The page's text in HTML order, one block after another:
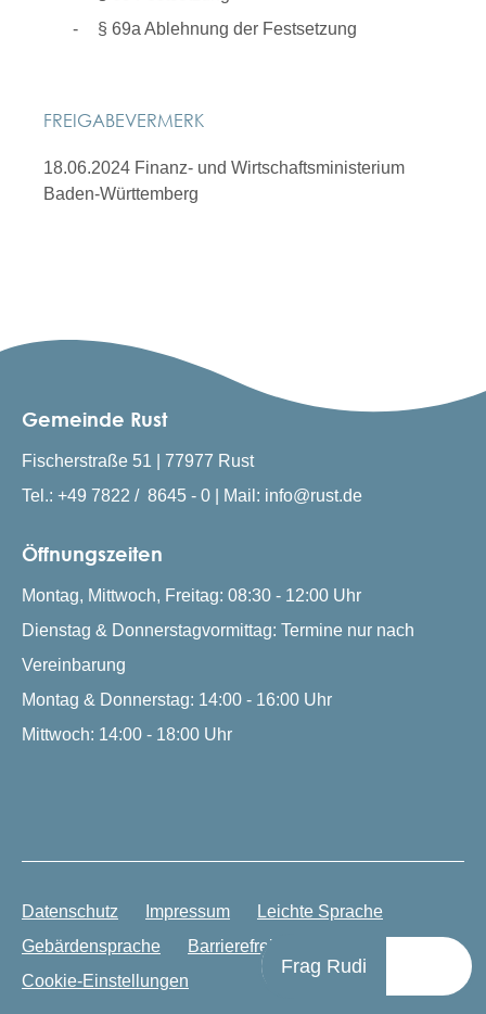
§ 69a Ablehnung der Festsetzung
FREIGABEVERMERK
18.06.2024 Finanz- und Wirtschaftsministerium
Baden-Württemberg
Gemeinde Rust
Fischerstraße 51 | 77977 Rust
Tel.: +49 7822 / 8645 - 0 | Mail: info@rust.de
Öffnungszeiten
Montag, Mittwoch, Freitag: 08:30 - 12:00 Uhr
Dienstag & Donnerstagvormittag: Termine nur nach
Vereinbarung
Montag & Donnerstag: 14:00 - 16:00 Uhr
Mittwoch: 14:00 - 18:00 Uhr
Frag Rudi
Datenschutz Impressum
Leichte Sprache
Gebärdensprache
Barrierefreiheit
Cookie-Einstellungen